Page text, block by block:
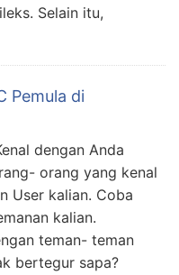
Selain itu,
Pemula di
dengan Anda
orang yang kenal
User kalian. Coba
kalian.
teman- teman
bertegur sapa?